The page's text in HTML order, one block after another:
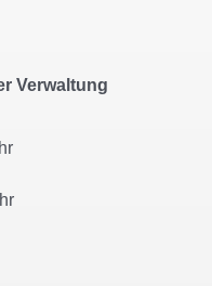
Verwaltung
Uhr
Uhr